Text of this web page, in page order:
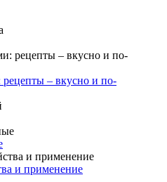
– вкусно и по-
и применение